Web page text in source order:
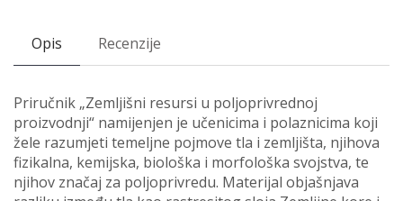
Opis Recenzije
Priručnik „Zemljišni resursi u poljoprivrednoj
proizvodnji“ namijenjen je učenicima i polaznicima koji
žele razumjeti temeljne pojmove tla i zemljišta, njihova
fizikalna, kemijska, biološka i morfološka svojstva, te
njihov značaj za poljoprivredu. Materijal objašnjava